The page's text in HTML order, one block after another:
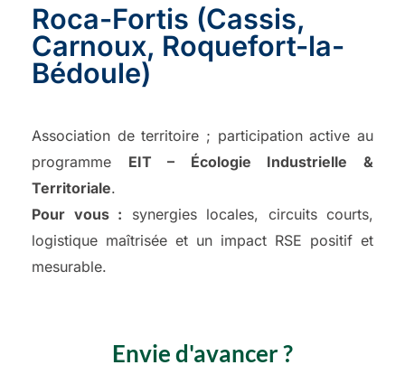
Roca-Fortis (Cassis,
Carnoux, Roquefort-la-
Bédoule)
Association de territoire ; participation active au
programme EIT – Écologie Industrielle &
Territoriale.
Pour vous : synergies locales, circuits courts,
logistique maîtrisée et un impact RSE positif et
mesurable.
Envie d'avancer ?